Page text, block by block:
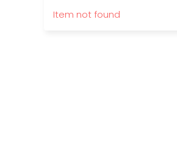
Item not found